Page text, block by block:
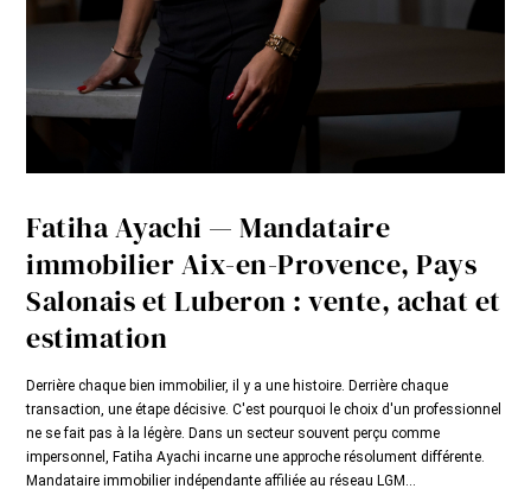
Fatiha Ayachi — Mandataire
immobilier Aix-en-Provence, Pays
Salonais et Luberon : vente, achat et
estimation
Derrière chaque bien immobilier, il y a une histoire. Derrière chaque
transaction, une étape décisive. C'est pourquoi le choix d'un professionnel
ne se fait pas à la légère. Dans un secteur souvent perçu comme
impersonnel, Fatiha Ayachi incarne une approche résolument différente.
Mandataire immobilier indépendante affiliée au réseau LGM...